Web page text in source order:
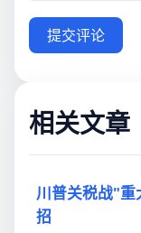
提交评论
相关文章
川普关税战"
招